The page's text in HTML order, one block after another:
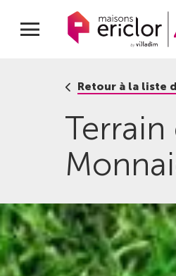
Retour à la liste